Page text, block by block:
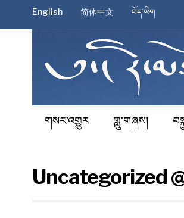
English 简体中文 བོད་ཡིག
གསར་འགྱུར གླུ་གཞས།
Uncategorized